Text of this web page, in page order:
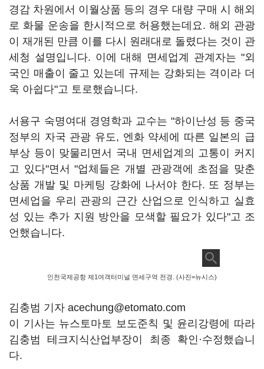
경감 차원에서 이월상품 등의 경우 대량 구매 시 해외
로 화물 운송을 한시적으로 허용했는데요. 해외 관광
이 재개된 만큼 이를 다시 원래대로 돌렸다는 것이 관
세청 설명입니다. 이에 대해 면세업계 관계자는 "외
국인 매출이 줄고 있는데 규제는 강화되는 격이라 더
욱 아쉽다"고 토로했습니다.
서용구 숙명여대 경영학과 교수는 "하이난성 등 중국
정부의 자국 관광 유도, 엔화 약세에 따른 일본의 급
부상 등이 맞물리면서 국내 면세업계의 고통이 커지
고 있다"면서 "업체들은 개별 관광객에 초점을 맞춘
상품 개발 및 마케팅 강화에 나서야 한다. 또 정부는
면세업을 우리 관광의 근간 산업으로 인식하고 실효
성 있는 추가 지원 방안을 모색할 필요가 있다"고 조
언했습니다.
인천국제공항 제1여객터미널 면세구역 전경. (사진=뉴시스)
김충범 기자 acechung@etomato.com
이 기사는 뉴스토마토 보도준칙 및 윤리강령에 따라
김충범 테크지식산업부장이 최종 확인·수정했습니
다.